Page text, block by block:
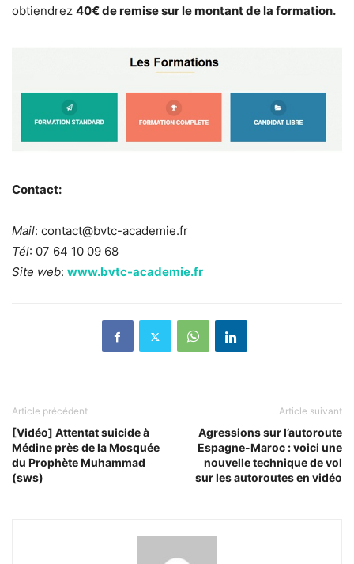
obtiendrez 40€ de remise sur le montant de la formation.
Contact:
Mail: contact@bvtc-academie.fr
Tél: 07 64 10 09 68
Site web: www.bvtc-academie.fr
Article précédent
[Vidéo] Attentat suicide à
Médine près de la Mosquée
du Prophète Muhammad
(sws)
Article suivant
Agressions sur l’autoroute
Espagne-Maroc : voici une
nouvelle technique de vol
sur les autoroutes en vidéo